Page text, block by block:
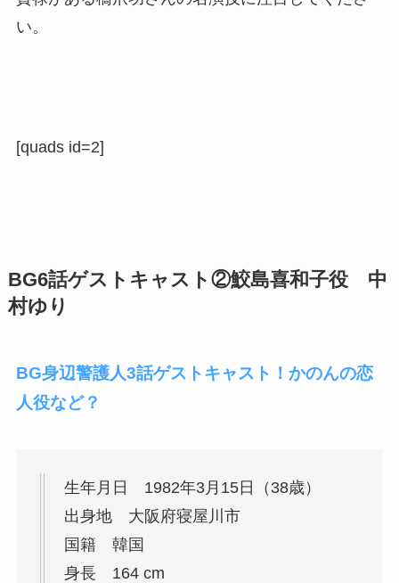
い。
[quads id=2]
BG6話ゲストキャスト②鮫島喜和子役 中
村ゆり
BG身辺警護人3話ゲストキャスト！かのんの恋
人役など？
生年月日 1982年3月15日（38歳）
出身地 大阪府寝屋川市
国籍 韓国
身長 164 cm